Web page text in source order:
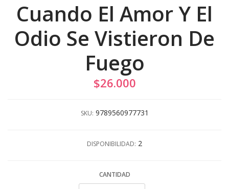
Cuando El Amor Y El
Odio Se Vistieron De
Fuego
$26.000
SKU: 9789560977731
DISPONIBILIDAD: 2
CANTIDAD